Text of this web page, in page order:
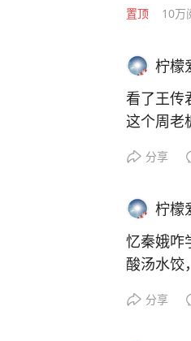
置顶 10万
柠檬
看了王传
这个周老
而那个老
这个命，
分享
柠檬
忆秦娥咋
酸汤水饺
忆秦娥闷
分享